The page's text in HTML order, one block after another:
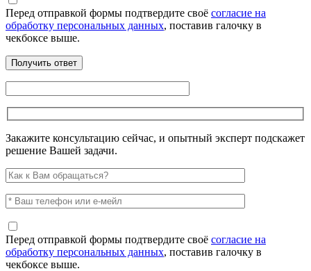
Перед отправкой формы подтвердите своё согласие на
обработку персональных данных, поставив галочку в
чекбоксе выше.
Закажите консультацию сейчас, и опытный эксперт подскажет
решение Вашей задачи.
Перед отправкой формы подтвердите своё согласие на
обработку персональных данных, поставив галочку в
чекбоксе выше.